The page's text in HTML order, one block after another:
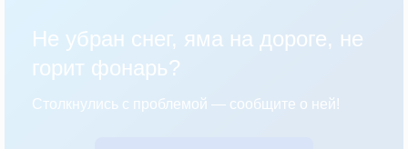
Не убран снег, яма на дороге, не
горит фонарь?
Столкнулись с проблемой — сообщите о ней!